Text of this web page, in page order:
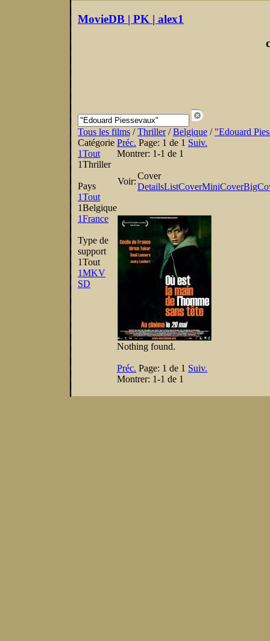
MovieDB | PK | alex1
Tous les films /Thriller/Belgique / "Edouard
Catégorie
1Tout
1Thriller
Pays
1Tout
1Belgique
1France
Type de
support
1Tout
1MKV
SD
Préc. Page: 1 de 1 Suiv.
Montrer: 1-1 de 1
Voir:
Cover
DetailsListCoverMiniCover
Nothing found.
Préc. Page: 1 de 1 Suiv.
Montrer: 1-1 de 1